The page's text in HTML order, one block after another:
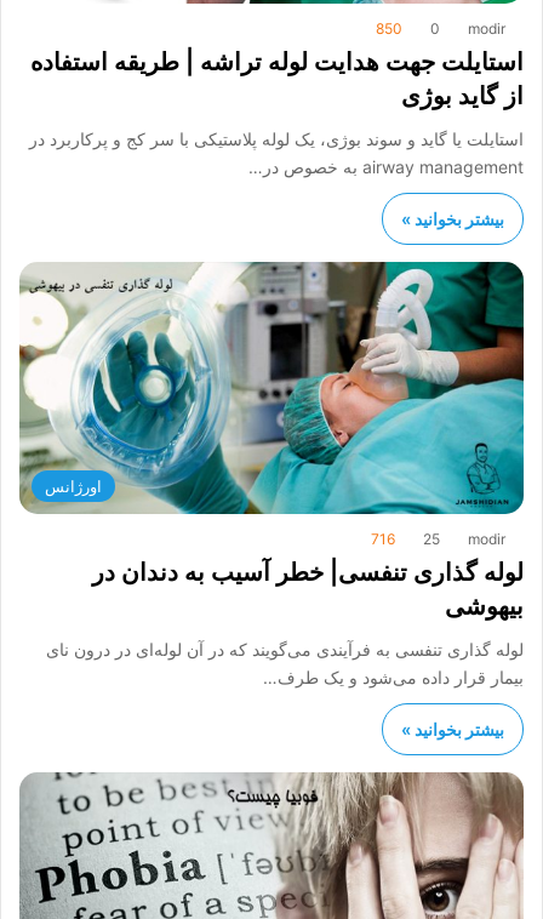
modir
0
850
استایلت جهت هدایت لوله تراشه | طریقه استفاده
از گاید بوژی
استایلت یا گاید و سوند بوژی، یک لوله پلاستیکی با سر کج و پرکاربرد در
airway management به خصوص در…
بیشتر بخوانید »
اورژانس
modir
25
716
لوله گذاری تنفسی| خطر آسیب به دندان در
بیهوشی
لوله گذاری تنفسی به فرآیندی می‌گویند که در آن لوله‌ای در درون نای
بیمار قرار داده می‌شود و یک طرف…
بیشتر بخوانید »